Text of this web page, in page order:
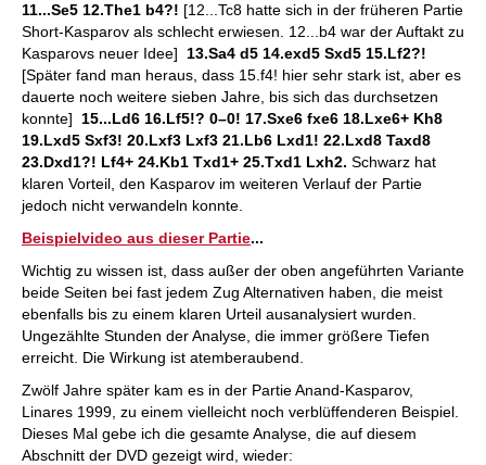
11...Se5 12.The1 b4?! [12...Tc8 hatte sich in der früheren Partie
Short-Kasparov als schlecht erwiesen. 12...b4 war der Auftakt zu
Kasparovs neuer Idee] 13.Sa4 d5 14.exd5 Sxd5 15.Lf2?!
[Später fand man heraus, dass 15.f4! hier sehr stark ist, aber es
dauerte noch weitere sieben Jahre, bis sich das durchsetzen
konnte] 15...Ld6 16.Lf5!? 0–0! 17.Sxe6 fxe6 18.Lxe6+ Kh8
19.Lxd5 Sxf3! 20.Lxf3 Lxf3 21.Lb6 Lxd1! 22.Lxd8 Taxd8
23.Dxd1?! Lf4+ 24.Kb1 Txd1+ 25.Txd1 Lxh2. Schwarz hat
klaren Vorteil, den Kasparov im weiteren Verlauf der Partie
jedoch nicht verwandeln konnte.
Beispielvideo aus dieser Partie...
Wichtig zu wissen ist, dass außer der oben angeführten Variante
beide Seiten bei fast jedem Zug Alternativen haben, die meist
ebenfalls bis zu einem klaren Urteil ausanalysiert wurden.
Ungezählte Stunden der Analyse, die immer größere Tiefen
erreicht. Die Wirkung ist atemberaubend.
Zwölf Jahre später kam es in der Partie Anand-Kasparov,
Linares 1999, zu einem vielleicht noch verblüffenderen Beispiel.
Dieses Mal gebe ich die gesamte Analyse, die auf diesem
Abschnitt der DVD gezeigt wird, wieder: